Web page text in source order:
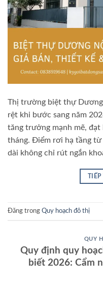
Thị trường biệt thự
rệt khi bước sang năm
tăng trưởng mạnh mẽ,
tháng. Điểm rơi hạ tầng
dài không chỉ rút ngắn
TIẾP
Đăng trong Quy hoạch đô thị
QUY
Quy định quy
biết 2026: Cẩm